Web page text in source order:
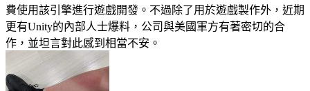
費使用該引擎進行遊戲開發。不過除了用於遊戲製作外，近期
更有Unity的內部人士爆料，公司與美國軍方有著密切的合
作，並坦言對此感到相當不安。